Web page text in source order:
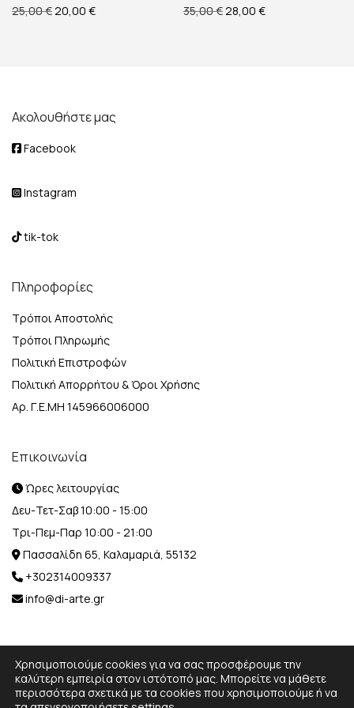
25,00€ Original price was: 25,00 €.
20,00 €Η τρέχουσα τιμή είναι: 20,00 €.
35,00€ Original price was: 35,00
28,00 €Η τρέχουσα τιμή
Ακολουθήστε μας
Facebook
Instagram
tik-tok
Πληροφορίες
Τρόποι Αποστολής
Τρόποι Πληρωμής
Πολιτική Επιστροφών
Πολιτική Απορρήτου & Όροι Χρήσης
Αρ. Γ.Ε.ΜΗ 145966006000
Επικοινωνία
Ώρες λειτουργίας
Δευ-Τετ-Σαβ 10:00 - 15:00
Τρι-Πεμ-Παρ 10:00 - 21:00
Πασσαλίδη 65, Καλαμαριά, 55132
+302314009337
info@di-arte.gr
© 2026 Designed and Developed by MediaBox. All rights
Χρησιμοποιούμε cookies για να σας προσφέρουμε την
καλύτερη εμπειρία στον ιστότοπό μας. Μπορείτε να μάθετε
περισσότερα σχετικά με τα cookies που χρησιμοποιούμε ή να